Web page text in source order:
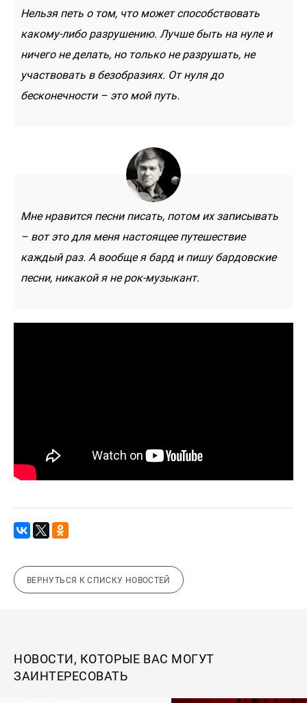
Нельзя петь о том, что может способствовать
какому-либо разрушению. Лучше быть на нуле и
ничего не делать, но только не разрушать, не
участвовать в безобразиях. От нуля до
бесконечности – это мой путь.
Мне нравится песни писать, потом их записывать
– вот это для меня настоящее путешествие
каждый раз. А вообще я бард и пишу бардовские
песни, никакой я не рок-музыкант.
ВЕРНУТЬСЯ К СПИСКУ НОВОСТЕЙ
НОВОСТИ, КОТОРЫЕ ВАС МОГУТ
ЗАИНТЕРЕСОВАТЬ